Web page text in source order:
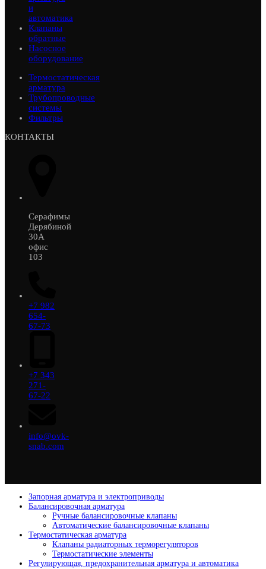
и
автоматика
Клапаны
обратные
Насосное
оборудование
Термостатическая
арматура
Трубопроводные
системы
Фильтры
КОНТАКТЫ
Серафимы
Дерябиной
30А
офис
103
+7 982
654-
67-73
+7 343
271-
67-22
info@ovk-
snab.com
Запорная арматура и электроприводы
Балансировочная арматура
Ручные балансировочные клапаны
Автоматические балансировочные клапаны
Термостатическая арматура
Клапаны радиаторных терморегуляторов
Термостатические элементы
Регулирующая, предохранительная арматура и автоматика